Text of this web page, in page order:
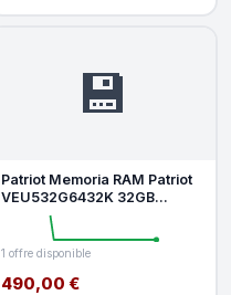
💾
Patriot Memoria RAM Patriot
VEU532G6432K 32GB
2x16GB DDR5 6400MHz
CL32 Kit XMP D
1 offre disponible
490,00 €